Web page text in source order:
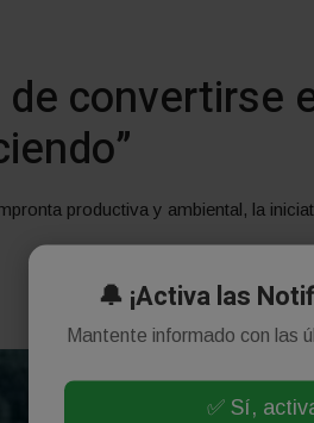
convertirse
productiva y ambiental, la
🔔 ¡Activa las
Mantente informado con las
✅ Sí,